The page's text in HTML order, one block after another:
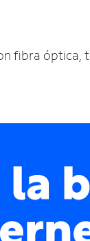
fibra óptica,